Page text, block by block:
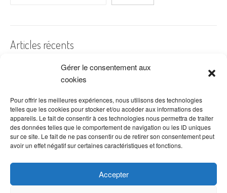
Gérer le consentement aux
cookies
Pour offrir les meilleures expériences, nous utilisons des technologies
telles que les cookies pour stocker et/ou accéder aux informations des
appareils. Le fait de consentir à ces technologies nous permettra de traiter
des données telles que le comportement de navigation ou les ID uniques
sur ce site. Le fait de ne pas consentir ou de retirer son consentement peut
avoir un effet négatif sur certaines caractéristiques et fonctions.
Accepter
Articles récents
A quelles dates de l’année offre-t-on des fleurs ?
Les fleurs préférées des Français
Combien de fois arroser un cactus ?
Quelles fleurs offrir pour la fête des mères ?
Idées de décoration avec fleurs séchées